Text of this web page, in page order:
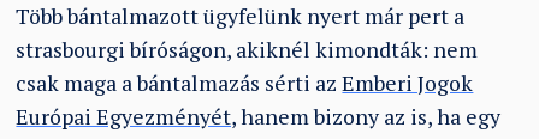
Több bántalmazott ügyfelünk nyert már pert a
strasbourgi bíróságon, akiknél kimondták: nem
csak maga a bántalmazás sérti azEmberi Jogok
Európai Egyezményét,hanem bizony az is, ha egy